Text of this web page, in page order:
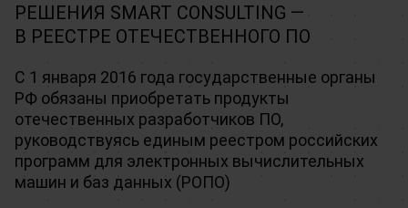
РЕШЕНИЯ SMART CONSULTING —
В РЕЕСТРЕ ОТЕЧЕСТВЕННОГО ПО
С 1 января 2016 года государственные органы
РФ обязаны приобретать продукты
отечественных разработчиков ПО,
руководствуясь единым реестром российских
программ для электронных вычислительных
машин и баз данных (РОПО)